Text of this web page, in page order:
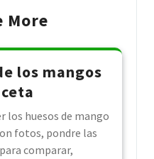
More
los mangos
los huesos de mango
fotos, pondre las
comparar,